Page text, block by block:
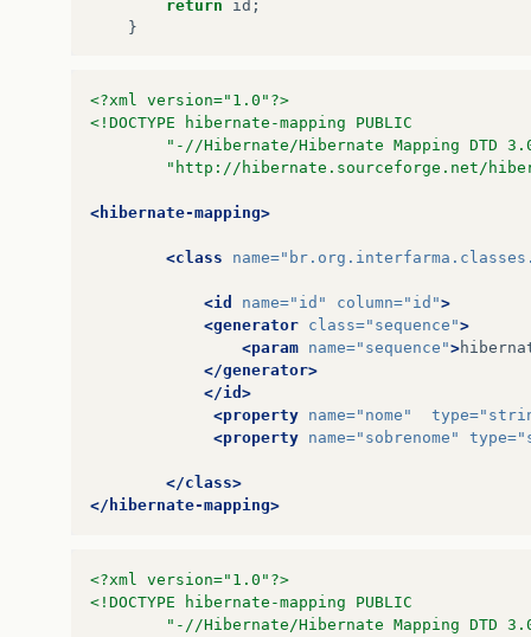
return
id ;
}
this.id id;
}
public String getRua()
{
}
public void setRua ( String rua)
{
getNumero() {
return numero;
void setNumero(int numero)
{
public
return
cliente
}
<?xml version="1.0"?>
<!DOCTYPE hibernate-mapping PUBLIC
"-//Hibernate/Hibernate Mapping DTD
"http://hibernate.sourceforge.net/
<hibernate-mapping>
<class name=
<id name="id" column="id">
<generator class="sequence">
<param name="sequence">
</generator>
</id>
<property name="nome" type=
<property name="sobrenome" type=
</class>
</hibernate-mapping>
<?xml version="1.0"?>
<!DOCTYPE hibernate-mapping PUBLIC
"-//Hibernate/Hibernate Mapping DTD